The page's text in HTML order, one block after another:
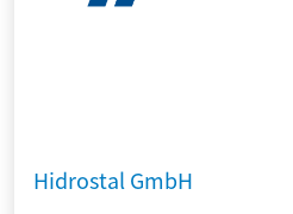
Hidrostal GmbH